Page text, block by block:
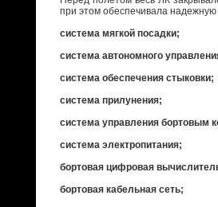
при этом обеспечивала
система мягкой посадки;
система автономного
система обеспечения стыковки;
система прилунения;
система управления бортовым
система электропитания;
бортовая цифровая
бортовая кабельная сеть;